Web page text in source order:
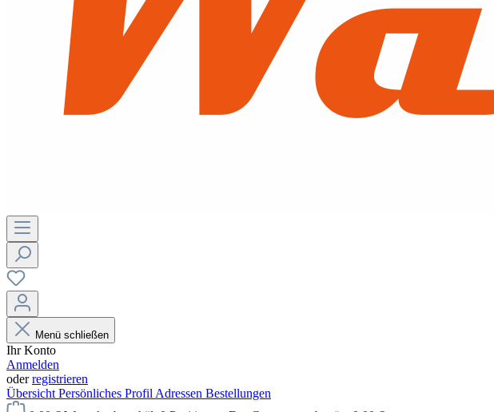
Menü schließen
Ihr Konto
Anmelden
oderregistrieren
Übersicht Persönliches Profil Adressen Bestellungen